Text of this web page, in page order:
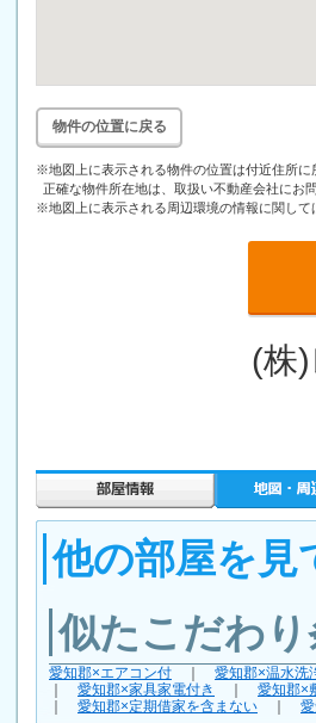
物件の位置に戻る
※地図上に表示される物件の位置は付近住所
正確な物件所在地は、取扱い不動産会社にお
※地図上に表示される周辺環境の情報に関し
(株
他の部屋を見
似たこだわ
愛知郡×エアコン付 愛知郡×温水洗
愛知郡×家具家電付き 愛知郡×
愛知郡×定期借家を含まない